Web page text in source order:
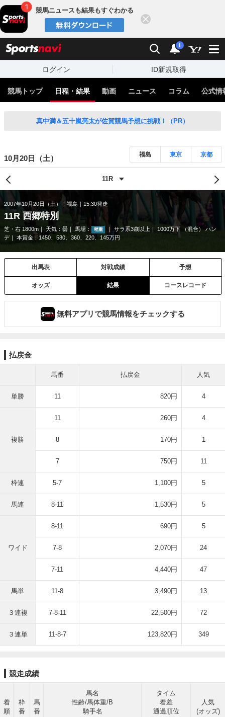
競馬ニュースも結果もすぐわかる
検索 通知
i
ログイン ID新規取得
競馬トップ 日程・結果 動画 ニュース コラム 公式情
真中満＆五十嵐亮太が佐賀競馬予想に挑戦！（PR）
10月20日（土） 福島 東京 京都
2007年10月20日（土） 福島 15:30発走
11R 西郷特別
芝・右 1800m 天気： 曇 馬場： 稍重 サラ系3歳以上
1000万下 （混合） ハン
デ
本賞金：1450、580、360、220、145万円
出馬表 対戦成績 予想
オッズ 結果 コースレコード
無料アプリで競馬情報をチェックする
払戻金
馬番 払戻金 人気
単勝 11 820円 4
複勝
11 260円 4
8 170円 1
7 750円 11
枠連 5-7 1,100円 5
馬連 8-11 1,530円 5
ワイド
8-11 690円 5
7-8 2,070円 24
7-11 4,440円 47
馬単 11-8 3,490円 13
３連複 7-8-11 22,500円 72
３連単 11-8-7 123,820円 349
競走成績
着
順
枠
番
馬
番
馬名
性齢/馬体重/B
騎手名
タイム
着差
通過順位
人気
(オッズ)